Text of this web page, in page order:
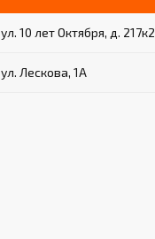
ул. 10 лет Октября, д. 217к2
ул. Лескова, 1А